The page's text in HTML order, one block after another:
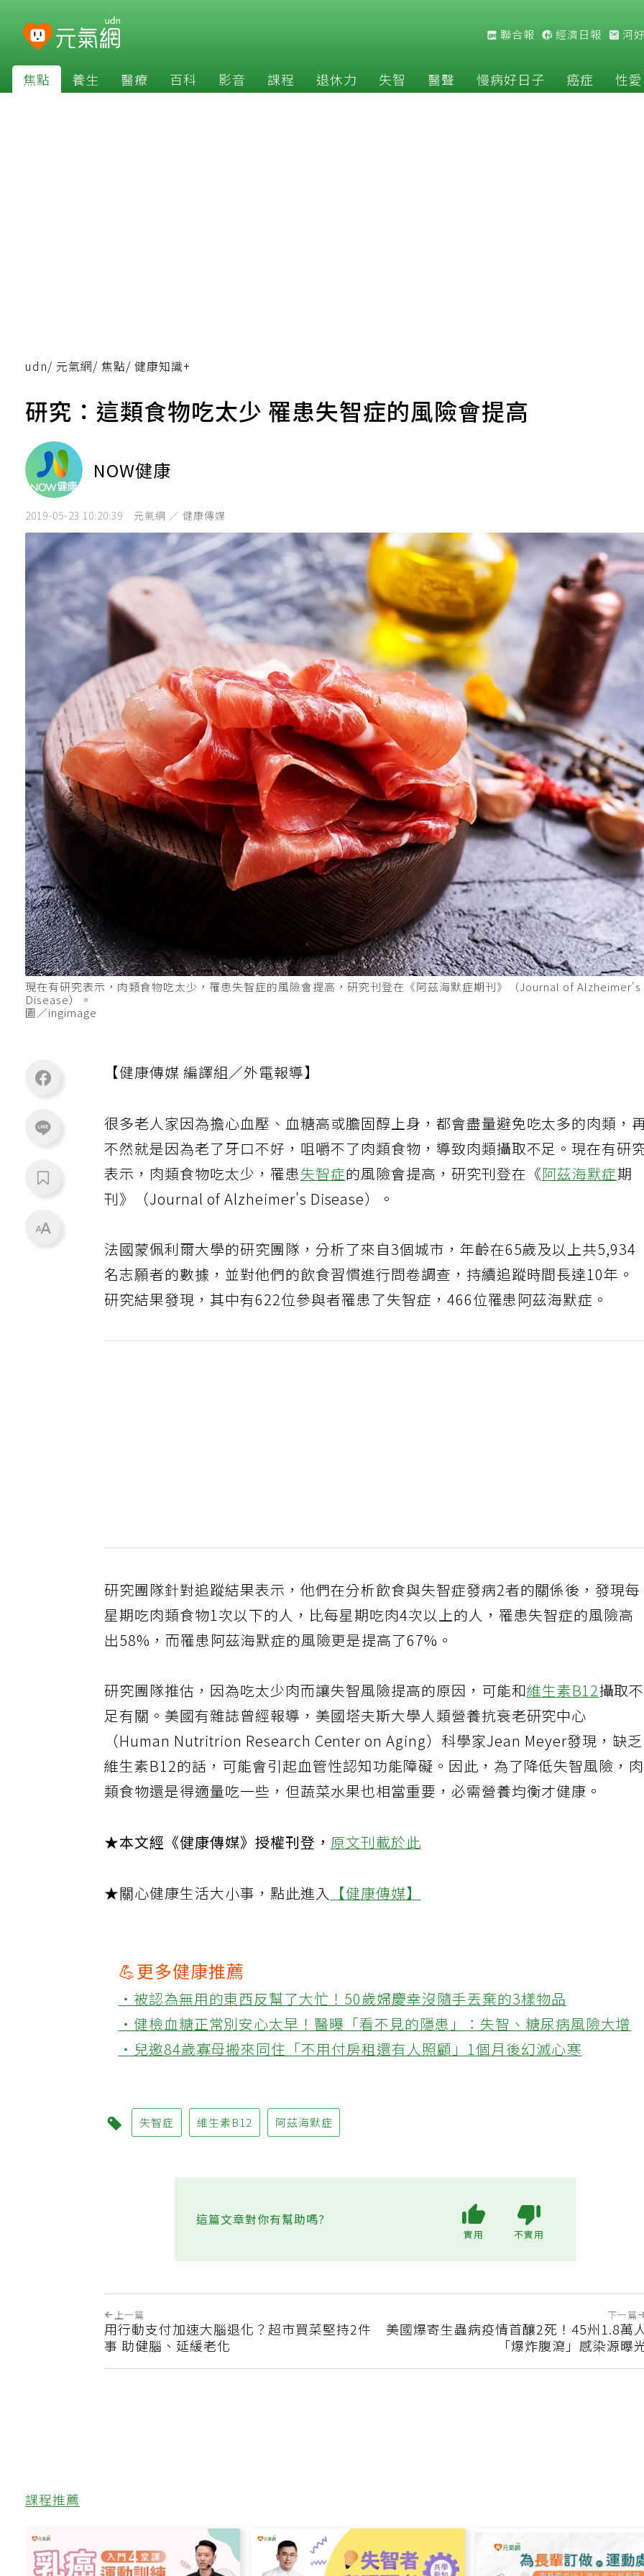
聯合報 經濟日報 河
焦點 養生 醫療 百科 影音 課程 退休力 失智 醫聲 慢病好日子 癌症 性愛
udn/ 元氣網/ 焦點/ 健康知識+
研究：這類食物吃太少 罹患失智症的風險會提高
NOW健康
2019-05-23 10:20:39 元氣網 ／ 健康傳媒
現在有研究表示，肉類食物吃太少，罹患失智症的風險會提高，研究刊登在《阿茲海默症期刊》（Journal of Alzheimer's
Disease）。
圖／ingimage
【健康傳媒 編譯組／外電報導】
很多老人家因為擔心血壓、血糖高或膽固醇上身，都會盡量避免吃太多的肉類，
不然就是因為老了牙口不好，咀嚼不了肉類食物，導致肉類攝取不足。現在有研
表示，肉類食物吃太少，罹患失智症的風險會提高，研究刊登在《阿茲海默症期
刊》（Journal of Alzheimer's Disease）。
法國蒙佩利爾大學的研究團隊，分析了來自3個城市，年齡在65歲及以上共5,934
名志願者的數據，並對他們的飲食習慣進行問卷調查，持續追蹤時間長達10年。
研究結果發現，其中有622位參與者罹患了失智症，466位罹患阿茲海默症。
研究團隊針對追蹤結果表示，他們在分析飲食與失智症發病2者的關係後，發現每
星期吃肉類食物1次以下的人，比每星期吃肉4次以上的人，罹患失智症的風險高
出58%，而罹患阿茲海默症的風險更是提高了67%。
研究團隊推估，因為吃太少肉而讓失智風險提高的原因，可能和維生素B12攝取不
足有關。美國有雜誌曾經報導，美國塔夫斯大學人類營養抗衰老研究中心
（Human Nutritrion Research Center on Aging）科學家Jean Meyer發現，缺乏
維生素B12的話，可能會引起血管性認知功能障礙。因此，為了降低失智風險，肉
類食物還是得適量吃一些，但蔬菜水果也相當重要，必需營養均衡才健康。
★本文經《健康傳媒》授權刊登，原文刊載於此
★關心健康生活大小事，點此進入【健康傳媒】
💪更多健康推薦
‧被認為無用的東西反幫了大忙！50歲婦慶幸沒隨手丟棄的3樣物品
‧健檢血糖正常別安心太早！醫曝「看不見的隱患」：失智、糖尿病風險大增
‧兒邀84歲寡母搬來同住「不用付房租還有人照顧」1個月後幻滅心寒
失智症 維生素B12 阿茲海默症
這篇文章對你有幫助嗎?
上一篇
用行動支付加速大腦退化？超市買菜堅持2件
事 助健腦、延緩老化
下一篇
美國爆寄生蟲病疫情首釀2死！45州1.8萬
「爆炸腹瀉」感染源曝
課程推薦